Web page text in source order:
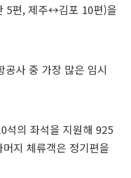
5편, 제주↔김포 10편)을
사 중 가장 많은 임시
석의 좌석을 지원해 925
지 체류객은 정기편을